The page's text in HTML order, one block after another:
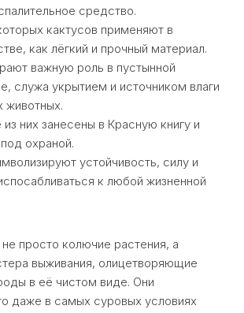
средство.
кактусов применяют в
как лёгкий и прочный материал.
важную роль в пустынной
служа укрытием и источником влаги
животных.
них занесены в Красную книгу и
охраной.
устойчивость, силу и
к любой жизненной
просто колючие растения, а
выживания, олицетворяющие
в её чистом виде. Они
даже в самых суровых условиях